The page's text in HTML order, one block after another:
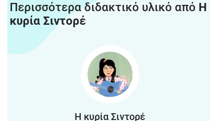
Περισσότερα διδακτικό υλικό από Η
κυρία Σιντορέ
Η κυρία Σιντορέ